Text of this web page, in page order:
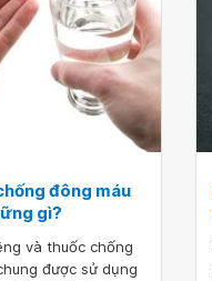
đông máu
gì?
và thuốc chống
được sử dụng